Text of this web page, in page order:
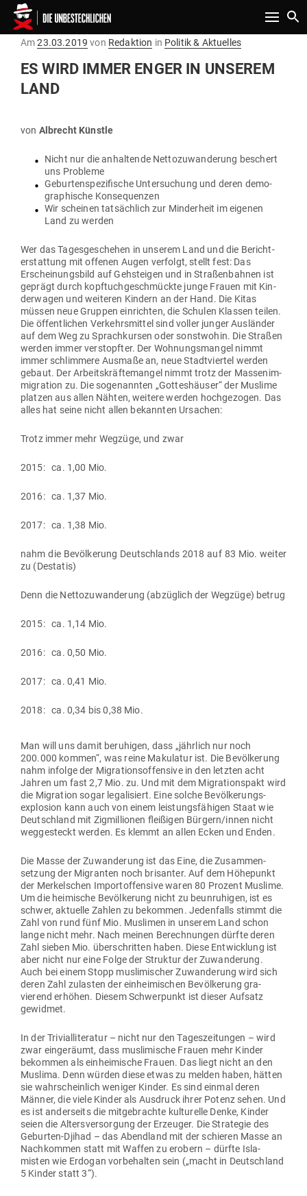
Toggle
AmGepostet
23.03.2019 von Redaktion in Politik & Aktuelles
ES WIRD IMMER ENGER IN UNSEREM
LAND
von Albrecht Künstle
Nicht nur die anhal­tende Net­to­zu­wan­derung beschert
uns Probleme
Gebur­ten­spe­zi­fische Unter­su­chung und deren demo­
gra­phische Konsequenzen
Wir scheinen tat­sächlich zur Min­derheit im eigenen
Land zu werden
Wer das Tages­ge­schehen in unserem Land und die Bericht­
erstattung mit offenen Augen ver­folgt, stellt fest: Das
Erschei­nungsbild auf Geh­steigen und in Stra­ßen­bahnen ist
geprägt durch kopf­tuch­ge­schmückte junge Frauen mit Kin­
der­wagen und wei­teren Kindern an der Hand. Die Kitas
müssen neue Gruppen ein­richten, die Schulen Klassen teilen.
Die öffent­lichen Ver­kehrs­mittel sind voller junger Aus­länder
auf dem Weg zu Sprach­kursen oder sonst­wohin. Die Straßen
werden immer ver­stopfter. Der Woh­nungs­mangel nimmt
immer schlimmere Ausmaße an, neue Stadt­viertel werden
gebaut. Der Arbeits­kräf­te­mangel nimmt trotz der Mas­sen­im­
mi­gration zu. Die soge­nannten „Got­tes­häuser“ der Muslime
platzen aus allen Nähten, weitere werden hoch­ge­zogen. Das
alles hat seine nicht allen bekannten Ursachen:
Trotz immer mehr Wegzüge, und zwar
2015: ca. 1,00 Mio.
2016: ca. 1,37 Mio.
2017: ca. 1,38 Mio.
nahm die Bevöl­kerung Deutsch­lands 2018 auf 83 Mio. weiter
zu (Destatis)
Denn die Net­to­zu­wan­derung (abzüglich der Wegzüge) betrug
2015: ca. 1,14 Mio.
2016: ca. 0,50 Mio.
2017: ca. 0,41 Mio.
2018: ca. 0,34 bis 0,38 Mio.
Man will uns damit beru­higen, dass „jährlich nur noch
200.000 kommen“, was reine Maku­latur ist. Die Bevöl­kerung
nahm infolge der Migra­ti­ons­of­fensive in den letzten acht
Jahren um fast 2,7 Mio. zu. Und mit dem Migra­ti­onspakt wird
die Migration sogar lega­li­siert. Eine solche Bevöl­ke­rungs­
explosion kann auch von einem leis­tungs­fä­higen Staat wie
Deutschland mit Zig­mil­lionen flei­ßigen Bürgern/innen nicht
weg­ge­steckt werden. Es klemmt an allen Ecken und Enden.
Die Masse der Zuwan­derung ist das Eine, die Zusam­men­
setzung der Migranten noch bri­santer. Auf dem Höhe­punkt
der Mer­kel­schen Import­of­fensive waren 80 Prozent Muslime.
Um die hei­mische Bevöl­kerung nicht zu beun­ru­higen, ist es
schwer, aktuelle Zahlen zu bekommen. Jeden­falls stimmt die
Zahl von rund fünf Mio. Mus­limen in unserem Land schon
lange nicht mehr. Nach meinen Berech­nungen dürfte deren
Zahl sieben Mio. über­schritten haben. Diese Ent­wicklung ist
aber nicht nur eine Folge der Struktur der Zuwan­derung.
Auch bei einem Stopp mus­li­mi­scher Zuwan­derung wird sich
deren Zahl zulasten der ein­hei­mi­schen Bevöl­kerung gra­
vierend erhöhen. Diesem Schwer­punkt ist dieser Aufsatz
gewidmet.
In der Tri­vi­al­li­te­ratur – nicht nur den Tages­zei­tungen – wird
zwar ein­ge­räumt, dass mus­li­mische Frauen mehr Kinder
bekommen als ein­hei­mische Frauen. Das liegt nicht an den
Muslima. Denn würden diese etwas zu melden haben, hätten
sie wahr­scheinlich weniger Kinder. Es sind einmal deren
Männer, die viele Kinder als Aus­druck ihrer Potenz sehen. Und
es ist ander­seits die mit­ge­brachte kul­tu­relle Denke, Kinder
seien die Alters­ver­sorgung der Erzeuger. Die Stra­tegie des
Geburten-Djihad – das Abendland mit der schieren Masse an
Nach­kommen statt mit Waffen zu erobern – dürfte Isla­
misten wie Erdogan vor­be­halten sein („macht in Deutschland
5 Kinder statt 3“).